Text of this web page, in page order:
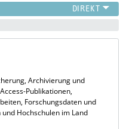
Archivierung und
Publikationen,
Forschungsdaten und
Hochschulen im Land